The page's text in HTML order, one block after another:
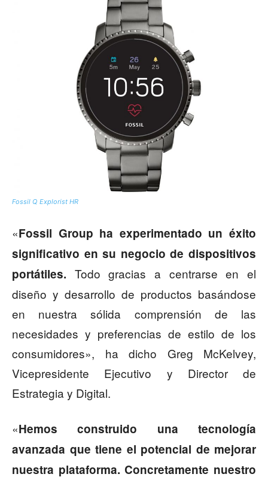
Fossil Q Explorist HR
«Fossil Group ha experimentado un éxito
significativo en su negocio de dispositivos
portátiles. Todo gracias a centrarse en el
diseño y desarrollo de productos basándose
en nuestra sólida comprensión de las
necesidades y preferencias de estilo de los
consumidores», ha dicho Greg McKelvey,
Vicepresidente Ejecutivo y Director de
Estrategia y Digital.
«Hemos construido una tecnología
avanzada que tiene el potencial de mejorar
nuestra plataforma. Concretamente nuestro